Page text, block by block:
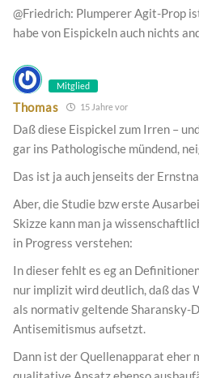
@Friedrich: Plumperer Agit-Prop
habe von Eispickeln auch nichts
Mitglied
Thomas 15 Jahre vor
Daß diese Eispickel zum Irren –
gar ins Pathologische mündend,
Das ist ja auch jenseits der
Aber, die Studie bzw erste
Skizze kann man ja
in Progress verstehen:
In dieser fehlt es eg an
nur implizit wird deutlich, daß das
als normativ geltende Sharansky-
Antisemitismus aufsetzt.
Dann ist der Quellenapparat eher